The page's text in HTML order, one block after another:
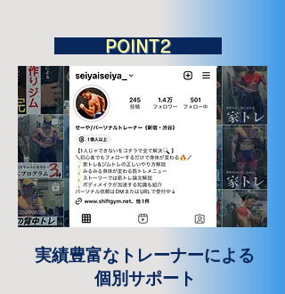
​POINT2
実績豊富なトレーナーによる
個別サポート